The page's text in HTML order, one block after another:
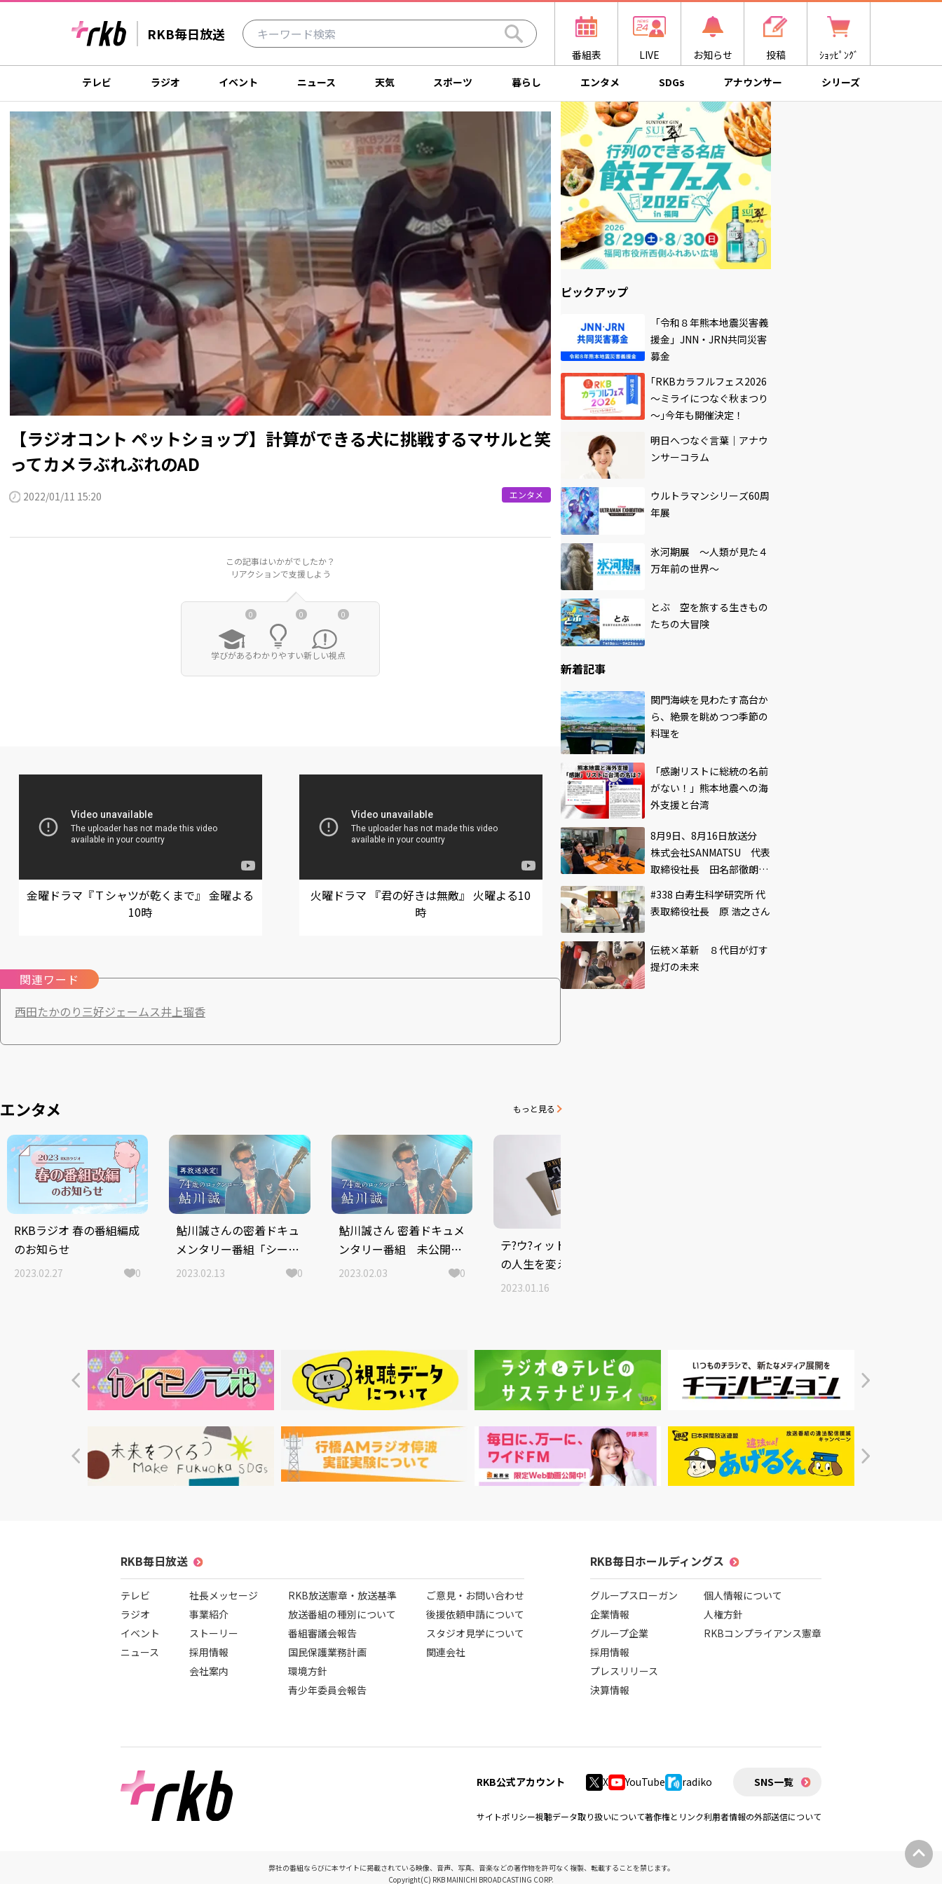
RKB毎日放送
番組表 LIVE お知らせ 投稿
ｼｮｯﾋﾟﾝｸﾞ
テレビ
ラジオ イベント ニュース 天気 スポーツ 暮らし エンタメ SDGs アナウンサー シリーズ
【ラジオコント ペットショップ】計算ができる犬に挑戦するマサルと笑
ってカメラぶれぶれのAD
2022/01/11 15:20 エンタメ
この記事はいかがでしたか？
リアクションで支援しよう
0
学びがある
0
わかりやすい
0
新しい視点
金曜ドラマ『Ｔシャツが乾くまで』 金曜よる
10時
火曜ドラマ 『君の好きは無敵』 火曜よる10
時
関連ワード
西田たかのり三好ジェームス井上瑠香
エンタメ もっと見る
RKBラジオ 春の番組編成
のお知らせ
2023.02.27 0
鮎川誠さんの密着ドキュ
メンタリー番組「シーナ
＆ロケッツ 鮎川誠と家
2023.02.13 0
鮎川誠さん 密着ドキュメ
ンタリー番組 未公開映
像を追加したオリジナル
2023.02.03 0
テ?ウ?ィット?・ホ?ウイ
の人生を変えた100冊
2023.01.16
ピックアップ
「令和８年熊本地震災害義
援金」JNN・JRN共同災害
募金
｢RKBカラフルフェス2026
～ミライにつなぐ秋まつり
～｣今年も開催決定！
明日へつなぐ言葉｜アナウ
ンサーコラム
ウルトラマンシリーズ60周
年展
氷河期展 ～人類が見た４
万年前の世界～
とぶ 空を旅する生きもの
たちの大冒険
新着記事
関門海峡を見わたす高台か
ら、絶景を眺めつつ季節の
料理を
「感謝リストに総統の名前
がない！」熊本地震への海
外支援と台湾
8月9日、8月16日放送分
株式会社SANMATSU 代表
取締役社長 田名部徹朗さ
#338 白寿生科学研究所 代
表取締役社長 原 浩之さん
伝統×革新 ８代目が灯す
提灯の未来
RKB毎日放送
テレビ
ラジオ
イベント
ニュース
社長メッセージ
事業紹介
ストーリー
採用情報
会社案内
RKB放送憲章・放送基準
放送番組の種別について
番組審議会報告
国民保護業務計画
環境方針
青少年委員会報告
ご意見・お問い合わせ
後援依頼申請について
スタジオ見学について
関連会社
RKB毎日ホールディングス
グループスローガン
企業情報
グループ企業
採用情報
プレスリリース
決算情報
個人情報について
人権方針
RKBコンプライアンス憲章
RKB公式アカウント X YouTube radiko SNS一覧
サイトポリシー視聴データ取り扱いについて著作権とリンク利用者情報の外部送信について
弊社の番組ならびに本サイトに掲載されている映像、音声、写真、音楽などの著作物を許可なく複製、転載することを禁じます。
Copyright(C) RKB MAINICHI BROADCASTING CORP.